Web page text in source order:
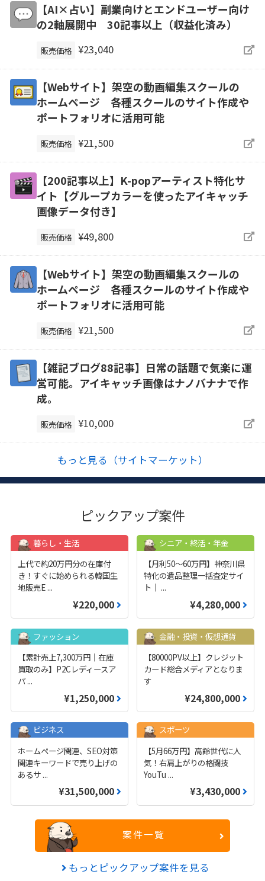
【AI×占い】副業向けとエンドユーザー向け
の2軸展開中 30記事以上（収益化済み）
販売価格 ¥23,040
【Webサイト】架空の動画編集スクールの
ホームページ 各種スクールのサイト作成や
ポートフォリオに活用可能
販売価格 ¥21,500
【200記事以上】K-popアーティスト特化サ
イト【グループカラーを使ったアイキャッチ
画像データ付き】
販売価格 ¥49,800
【Webサイト】架空の動画編集スクールの
ホームページ 各種スクールのサイト作成や
ポートフォリオに活用可能
販売価格 ¥21,500
【雑記ブログ88記事】日常の話題で気楽に運
営可能。アイキャッチ画像はナノバナナで作
成。
販売価格 ¥10,000
もっと見る（サイトマーケット）
ピックアップ案件
暮らし・生活
上代で約20万円分の在庫付
き！すぐに始められる韓国生
地販売E ...
¥220,000
シニア・終活・年金
【月利50〜60万円】神奈川県
特化の遺品整理一括査定サイ
ト｜ ...
¥4,280,000
ファッション
【累計売上7,300万円｜在庫
買取のみ】P2Cレディースア
パ ...
¥1,250,000
金融・投資・仮想通貨
【80000PV以上】クレジット
カード総合メディアとなりま
す
¥24,800,000
ビジネス
ホームページ関連、SEO対策
関連キーワードで売り上げの
あるサ ...
¥31,500,000
スポーツ
【5月66万円】高齢世代に人
気！右肩上がりの格闘技
YouTu ...
¥3,430,000
案件一覧
もっとピックアップ案件を見る